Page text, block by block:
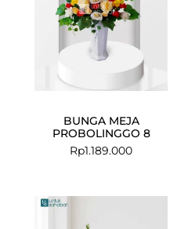
BUNGA MEJA
PROBOLINGGO 8
Rp1.189.000